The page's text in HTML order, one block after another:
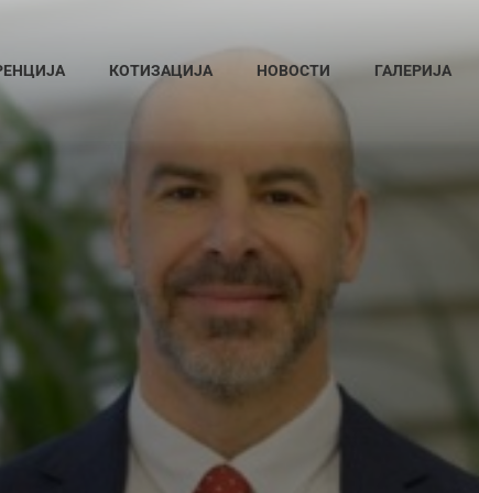
КОТИЗАЦИЈА НОВОСТИ ГАЛЕРИЈА